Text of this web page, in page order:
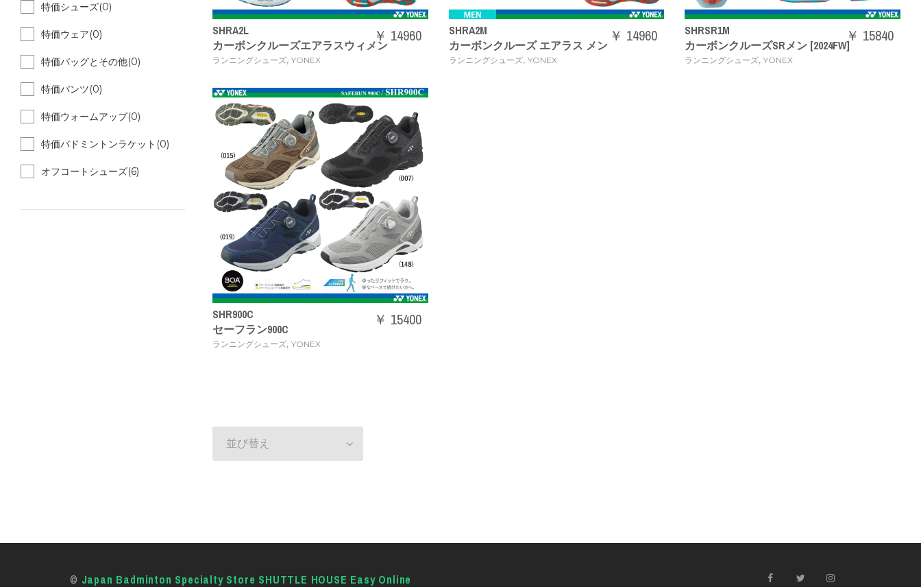
SHRA2L
カーボンクルーズエアラスウィメン
ランニングシューズ, YONEX
￥ 14960
SHRA2M
カーボンクルーズ エアラス メン
ランニングシューズ, YONEX
￥ 14960
SHRSR1M
カーボンクルーズSRメン [2024FW]
ランニングシューズ,YONEX
￥ 15840
SHR900C
セーフラン900C
ランニングシューズ, YONEX
￥ 15400
並び替え
特価シューズ(0)
特価ウェア(0)
特価バッグとその他(0)
特価パンツ(0)
特価ウォームアップ(0)
特価バドミントンラケット(0)
オフコートシューズ(6)
© Japan Badminton Specialty Store SHUTTLE HOUSE Easy Online